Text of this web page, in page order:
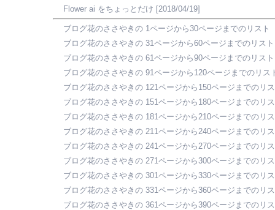
Flower ai をちょっとだけ [2018/04/19]
ブログ花のささやきの 1ページから30ページまでのリスト
ブログ花のささやきの 31ページから60ページまでのリスト
ブログ花のささやきの 61ページから90ページまでのリスト
ブログ花のささやきの 91ページから120ページまでのリス
ブログ花のささやきの 121ページから150ページまでのリ
ブログ花のささやきの 151ページから180ページまでのリ
ブログ花のささやきの 181ページから210ページまでのリ
ブログ花のささやきの 211ページから240ページまでのリ
ブログ花のささやきの 241ページから270ページまでのリ
ブログ花のささやきの 271ページから300ページまでのリ
ブログ花のささやきの 301ページから330ページまでのリ
ブログ花のささやきの 331ページから360ページまでのリ
ブログ花のささやきの 361ページから390ページまでのリ